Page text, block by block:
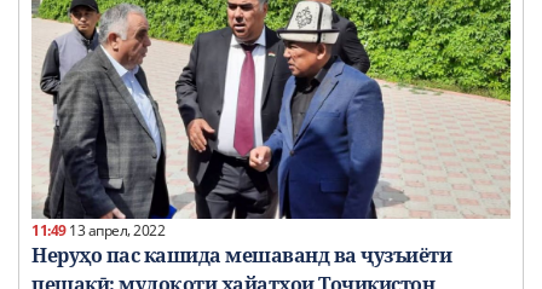
11:4913 апрел, 2022
Неруҳо пас кашида мешаванд ва ҷузъиёти